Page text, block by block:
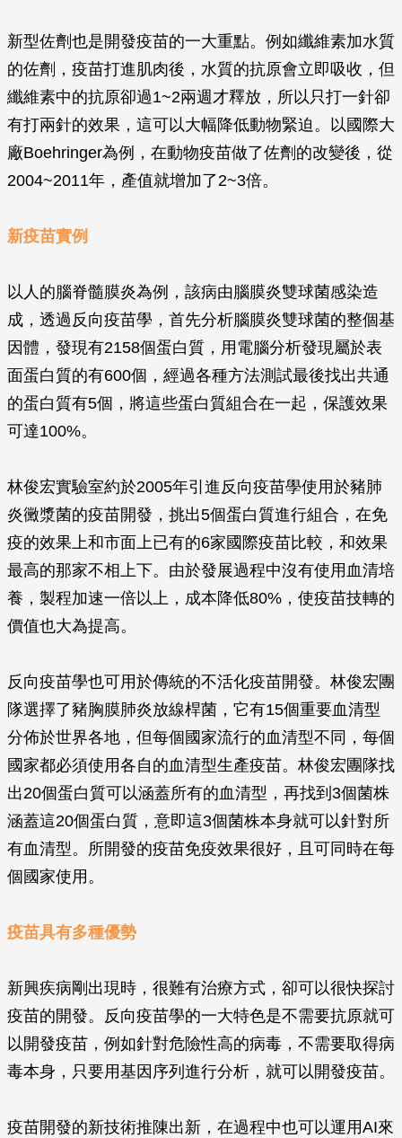
新型佐劑也是開發疫苗的一大重點。例如纖維素加水質
的佐劑，疫苗打進肌肉後，水質的抗原會立即吸收，但
纖維素中的抗原卻過1~2兩週才釋放，所以只打一針卻
有打兩針的效果，這可以大幅降低動物緊迫。以國際大
廠Boehringer為例，在動物疫苗做了佐劑的改變後，從
2004~2011年，產值就增加了2~3倍。
新疫苗實例
以人的腦脊髓膜炎為例，該病由腦膜炎雙球菌感染造
成，透過反向疫苗學，首先分析腦膜炎雙球菌的整個基
因體，發現有2158個蛋白質，用電腦分析發現屬於表
面蛋白質的有600個，經過各種方法測試最後找出共通
的蛋白質有5個，將這些蛋白質組合在一起，保護效果
可達100%。
林俊宏實驗室約於2005年引進反向疫苗學使用於豬肺
炎黴漿菌的疫苗開發，挑出5個蛋白質進行組合，在免
疫的效果上和市面上已有的6家國際疫苗比較，和效果
最高的那家不相上下。由於發展過程中沒有使用血清培
養，製程加速一倍以上，成本降低80%，使疫苗技轉的
價值也大為提高。
反向疫苗學也可用於傳統的不活化疫苗開發。林俊宏團
隊選擇了豬胸膜肺炎放線桿菌，它有15個重要血清型
分佈於世界各地，但每個國家流行的血清型不同，每個
國家都必須使用各自的血清型生產疫苗。林俊宏團隊找
出20個蛋白質可以涵蓋所有的血清型，再找到3個菌株
涵蓋這20個蛋白質，意即這3個菌株本身就可以針對所
有血清型。所開發的疫苗免疫效果很好，且可同時在每
個國家使用。
疫苗具有多種優勢
新興疾病剛出現時，很難有治療方式，卻可以很快探討
疫苗的開發。反向疫苗學的一大特色是不需要抗原就可
以開發疫苗，例如針對危險性高的病毒，不需要取得病
毒本身，只要用基因序列進行分析，就可以開發疫苗。
疫苗開發的新技術推陳出新，在過程中也可以運用AI來